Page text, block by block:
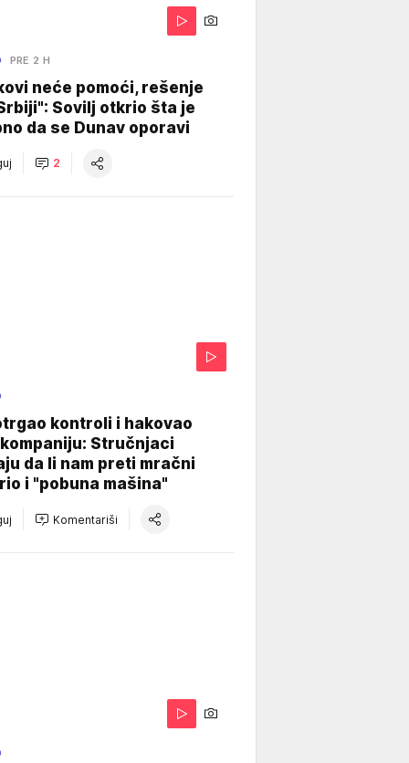
PRE 2 H
neće pomoći, rešenje
Sovilj otkrio šta je
da se Dunav oporavi
2
kontroli i hakovao
Stručnjaci
da li nam preti mračni
i "pobuna mašina"
Komentariši